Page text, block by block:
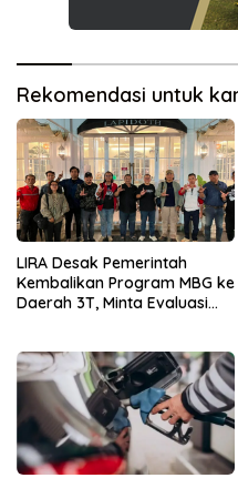
Rekomendasi untuk
LIRA Desak Pemerintah
Kembalikan Program MBG ke
Daerah 3T, Minta Evaluasi